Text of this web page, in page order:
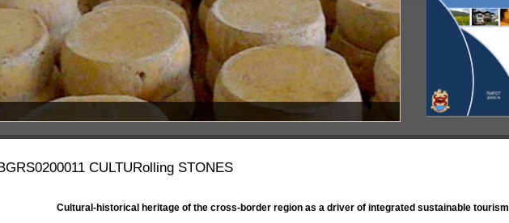
CULTURolling STONES
Cultural-historical heritage of the cross-border region as a driver of integrated sustainable tourism